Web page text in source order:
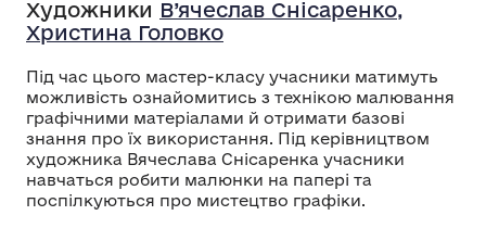
Художники В’ячеслав Снісаренко,
Христина Головко
Під час цього мастер-класу учасники матимуть
можливість ознайомитись з технікою малювання
графічними матеріалами й отримати базові
знання про їх використання. Під керівництвом
художника Вячеслава Снісаренка учасники
навчаться робити малюнки на папері та
поспілкуються про мистецтво графіки.